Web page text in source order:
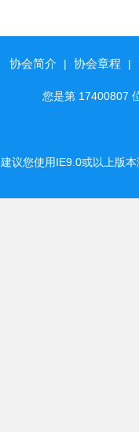
协会简介 | 协会章程 |
您是第 17400807
建议您使用IE9.0或以上版